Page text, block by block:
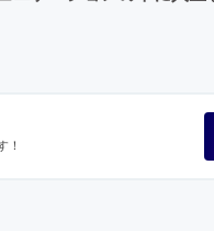
！